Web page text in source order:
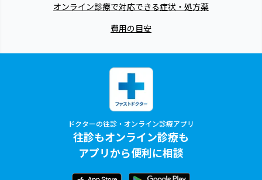
オンライン診療で対応できる症状・処方薬
費用の目安
ドクターの往診・オンライン診療アプリ
往診もオンライン診療も
アプリから便利に相談